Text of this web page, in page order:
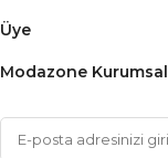
Üye
Modazone Kurumsal